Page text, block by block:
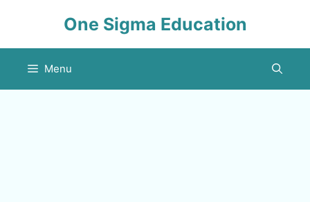
One Sigma Education
Menu